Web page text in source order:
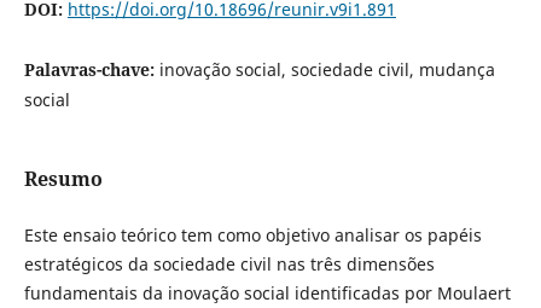
DOI: https://doi.org/10.18696/reunir.v9i1.891
Palavras-chave: inovação social, sociedade civil, mudança
social
Resumo
Este ensaio teórico tem como objetivo analisar os papéis
estratégicos da sociedade civil nas três dimensões
fundamentais da inovação social identificadas por Moulaert